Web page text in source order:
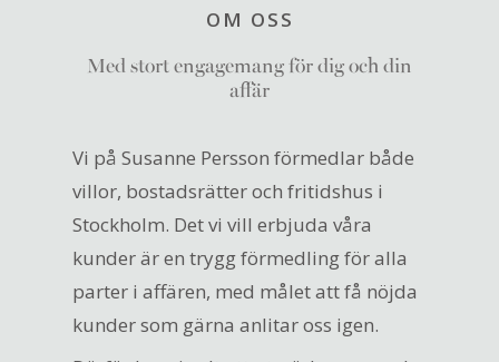
OM OSS
Med stort engagemang för dig och din
affär
Vi på Susanne Persson förmedlar både
villor, bostadsrätter och fritidshus i
Stockholm. Det vi vill erbjuda våra
kunder är en trygg förmedling för alla
parter i affären, med målet att få nöjda
kunder som gärna anlitar oss igen.